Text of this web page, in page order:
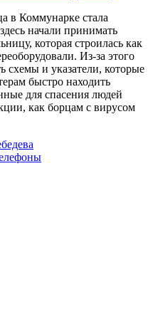
в Коммунарке стала
начали принимать
которая строилась как
Из-за этого
схемы и указатели, которые
быстро находить
для спасения людей
как борцам с вирусом